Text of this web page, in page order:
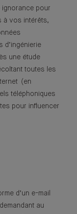
pour
à vos intérêts,
d’ingénierie
une étude
toutes les
(en
téléphoniques
pour influencer
d’un e-mail
au